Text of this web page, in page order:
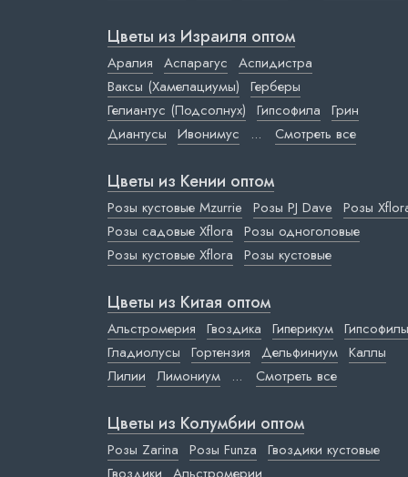
Цветы из Израиля оптом
Аралия Аспарагус Аспидистра
Ваксы (Хамелациумы) Герберы
Гелиантус (Подсолнух) Гипсофила Грин
Диантусы Ивонимус ... Смотреть все
Цветы из Кении оптом
Розы кустовые Mzurrie Розы PJ Dave Розы
Розы садовые Xflora Розы одноголовые
Розы кустовые Xflora Розы кустовые
Цветы из Китая оптом
Альстромерия Гвоздика Гиперикум Гипсофилы
Гладиолусы Гортензия Дельфиниум Каллы
Лилии Лимониум ... Смотреть все
Цветы из Колумбии оптом
Розы Zarina Розы Funza Гвоздики кустовые